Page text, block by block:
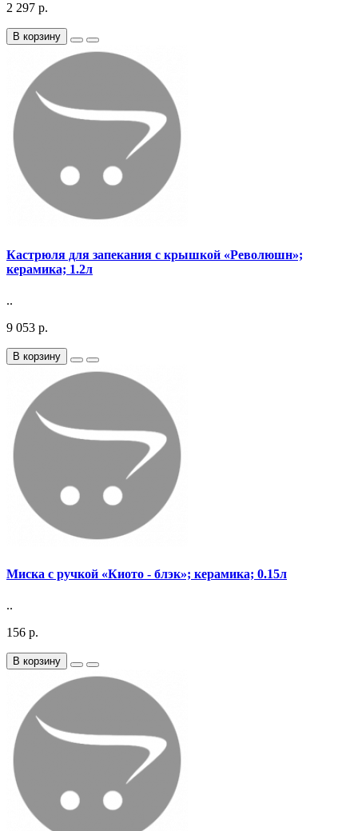
2 297 р.
В корзину
Кастрюля для запекания с крышкой «Революшн»;
керамика; 1.2л
..
9 053 р.
В корзину
Миска с ручкой «Киото - блэк»; керамика; 0.15л
..
156 р.
В корзину